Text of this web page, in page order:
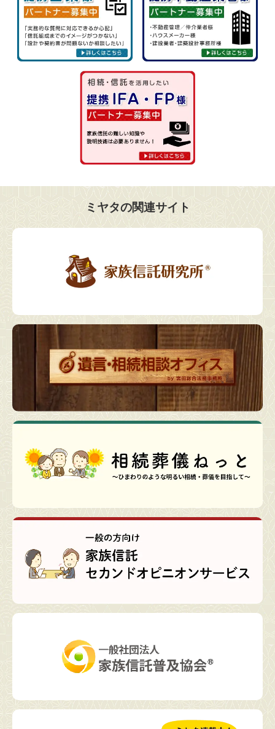
ミヤタの関連サイト